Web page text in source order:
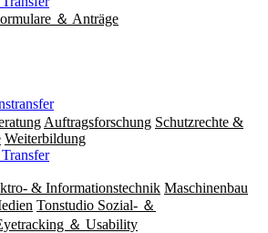
＆ Anträge
Auftragsforschung Schutzrechte &
Weiterbildung
& Informationstechnik Maschinenbau
Tonstudio Sozial- ＆
＆ Usability